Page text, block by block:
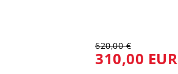
620,00 €
310,00 EUR